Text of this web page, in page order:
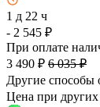
1 д 22 ч
- 2 545 ₽
При оплате
3 490 ₽ 6 035 ₽
Другие способы
Цена при